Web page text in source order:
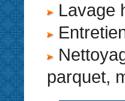
Lavage
parquet,